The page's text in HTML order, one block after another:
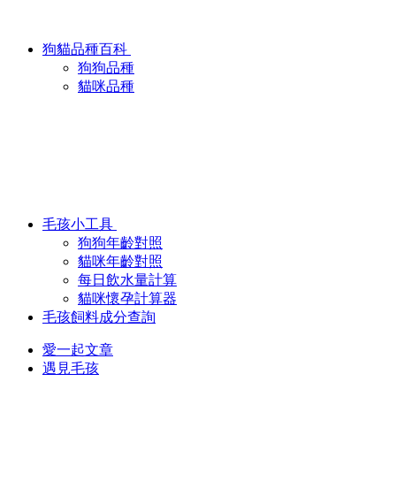
狗貓品種百科
狗狗品種
貓咪品種
毛孩小工具
狗狗年齡對照
貓咪年齡對照
每日飲水量計算
貓咪懷孕計算器
毛孩飼料成分查詢
愛一起文章
遇見毛孩